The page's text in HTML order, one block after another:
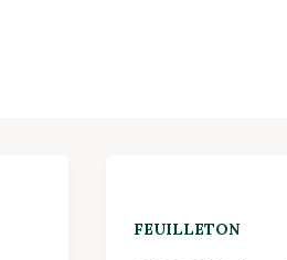
FEUILLETON